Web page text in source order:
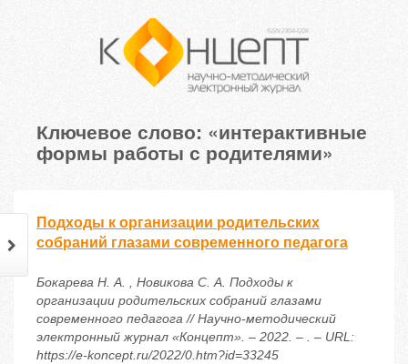
Ключевое слово: «интерактивные
формы работы с родителями»
Подходы к организации родительских
собраний глазами современного педагога
Бокарева Н. А. , Новикова С. А. Подходы к
организации родительских собраний глазами
современного педагога // Научно-методический
электронный журнал «Концепт». – 2022. – . – URL:
https://e-koncept.ru/2022/0.htm?id=33245